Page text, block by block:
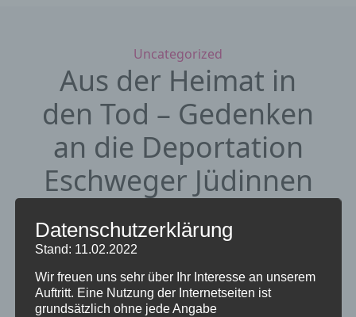
Kategorien
Uncategorized
Aus der Heimat in
den Tod – Gedenken
an die Deportation
Eschweger Jüdinnen
und Juden vor 80
Jahren
6. September 2022von Sieglinde
Repp-Jost
Datenschutzerklärung
Stand: 11.02.2022
Wir freuen uns sehr über Ihr Interesse an unserem
Auftritt. Eine Nutzung der Internetseiten ist
grundsätzlich ohne jede Angabe